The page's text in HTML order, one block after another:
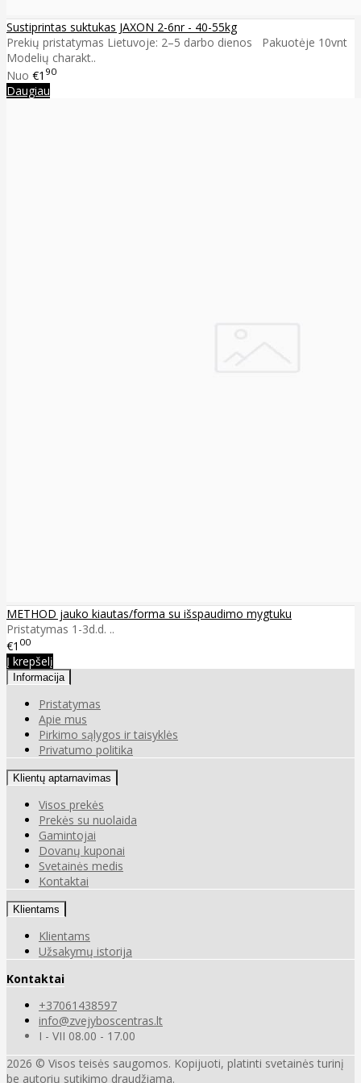
Sustiprintas suktukas JAXON 2-6nr - 40-55kg
Prekių pristatymas Lietuvoje: 2–5 darbo dienos Pakuotėje 10vnt
Modelių charakt..
Nuo €1 90
Daugiau
METHOD jauko kiautas/forma su išspaudimo mygtuku
Pristatymas 1-3d.d. ..
€1 00
Į krepšelį
Informacija
Pristatymas
Apie mus
Pirkimo sąlygos ir taisyklės
Privatumo politika
Klientų aptarnavimas
Visos prekės
Prekės su nuolaida
Gamintojai
Dovanų kuponai
Svetainės medis
Kontaktai
Klientams
Klientams
Užsakymų istorija
Kontaktai
+37061438597
info@zvejyboscentras.lt
I - VII 08.00 - 17.00
2026 © Visos teisės saugomos. Kopijuoti, platinti svetainės turinį
be autorių sutikimo draudžiama.